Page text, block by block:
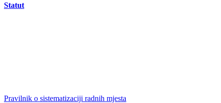
Statut
Pravilnik o sistematizaciji radnih mjesta